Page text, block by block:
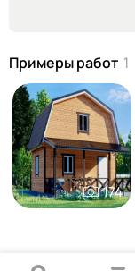
Примеры работ 1
174